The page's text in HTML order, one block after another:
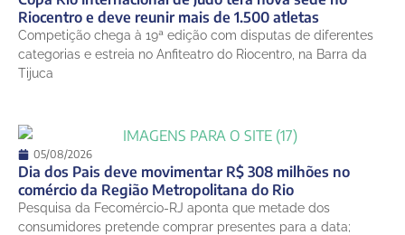
13 de agosto
Quinta-Feira 26° 18°
Riocentro e deve reunir mais de 1.500 atletas
Competição chega à 19ª edição com disputas de diferentes
categorias e estreia no Anfiteatro do Riocentro, na Barra da
Tijuca
05/08/2026
Dia dos Pais deve movimentar R$ 308 milhões no
comércio da Região Metropolitana do Rio
Pesquisa da Fecomércio-RJ aponta que metade dos
consumidores pretende comprar presentes para a data;